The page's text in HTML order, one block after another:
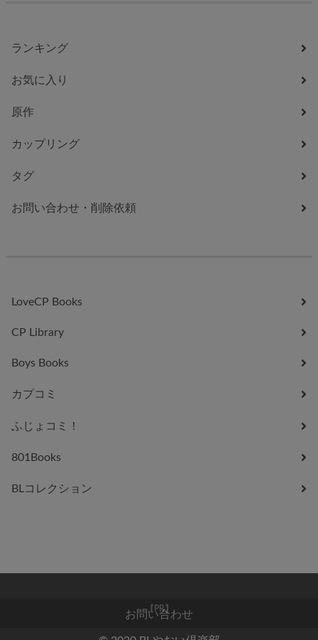
ランキング
お気に入り
原作
カップリング
タグ
お問い合わせ・削除依頼
LoveCP Books
CP Library
Boys Books
カプコミ
ふじょコミ！
801Books
BLコレクション
お問い合わせ